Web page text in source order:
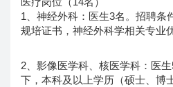
1、神经外科：医生3名。招聘条
规培证书，神经外科学相关专业
2、影像医学科、核医学科：医
下，本科及以上学历（硕士、博